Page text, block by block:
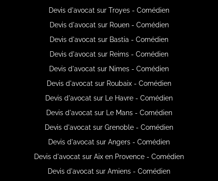
Devis d'avocat sur Troyes - Comédien
Devis d'avocat sur Rouen - Comédien
Devis d'avocat sur Bastia - Comédien
Devis d'avocat sur Reims - Comédien
Devis d'avocat sur Nimes - Comédien
Devis d'avocat sur Roubaix - Comédien
Devis d'avocat sur Le Havre - Comédien
Devis d'avocat sur Le Mans - Comédien
Devis d'avocat sur Grenoble - Comédien
Devis d'avocat sur Angers - Comédien
Devis d'avocat sur Aix en Provence - Comédien
Devis d'avocat sur Amiens - Comédien